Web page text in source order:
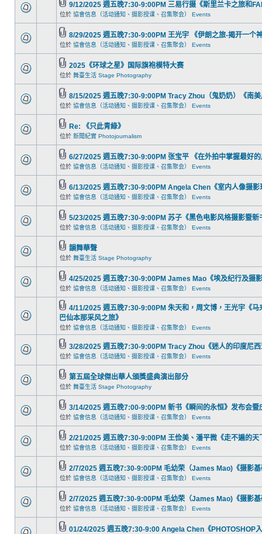
9/12/2025 週五晚7:30-9:00PM 三易行摄《斯里兰卡之旅和
位於 協會信息（活动通知、摄影授课、召集聚会） Events
8/29/2025 週五晚7:30-9:00PM 王光宇 《伊朗之旅-揭开一个
位於 協會信息（活动通知、摄影授课、召集聚会） Events
2025《环球之星》国际旗袍模特大赛
位於 舞臺生活 Stage Photography
8/15/2025 週五晚7:30-9:00PM Tracy Zhou（鬼奶奶）《南
位於 協會信息（活动通知、摄影授课、召集聚会） Events
Re: 《只此青綠》
位於 新聞紀實 Photojournalism
6/27/2025 週五晚7:30-9:00PM 张宝平 《在外拍中掌握最好
位於 協會信息（活动通知、摄影授课、召集聚会） Events
6/13/2025 週五晚7:30-9:00PM Angela Chen《室内人像摄影
位於 協會信息（活动通知、摄影授课、召集聚会） Events
5/23/2025 週五晚7:30-9:00PM 苏子《黑色电影风格摄影暨新
位於 協會信息（活动通知、摄影授课、召集聚会） Events
韻舞華聲
位於 舞臺生活 Stage Photography
4/25/2025 週五晚7:30-9:00PM James Mao《埃及纪行及摄
位於 協會信息（活动通知、摄影授课、召集聚会） Events
4/11/2025 週五晚7:30-9:00PM 朱天和，周文博，王光宇《马
巴仙本那采风之旅》
位於 協會信息（活动通知、摄影授课、召集聚会） Events
3/28/2025 週五晚7:30-9:00PM Tracy Zhou《迷人的印度尼西
位於 協會信息（活动通知、摄影授课、召集聚会） Events
第五屆全球傑出華人頒獎盛典演出部分
位於 舞臺生活 Stage Photography
3/14/2025 週五晚7:00-9:00PM 新书《瞬间的永恒》发布会暨
位於 協會信息（活动通知、摄影授课、召集聚会） Events
2/21/2025 週五晚7:30-9:00PM 王俭美、潘平微《走不遍的天
位於 協會信息（活动通知、摄影授课、召集聚会） Events
2/7/2025 週五晚7:30-9:00PM 毛幼荣（James Mao)《摄影基
位於 協會信息（活动通知、摄影授课、召集聚会） Events
2/7/2025 週五晚7:30-9:00PM 毛幼荣（James Mao)《摄影基
位於 協會信息（活动通知、摄影授课、召集聚会） Events
01/24/2025 週五晚7:30-9:00 Angela Chen《PHOTOSHOP